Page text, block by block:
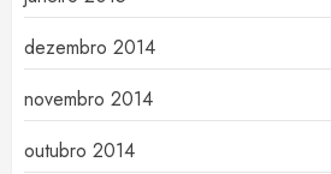
dezembro 2014
novembro 2014
outubro 2014